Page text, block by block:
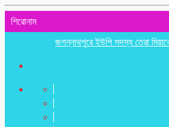
শিরোনাম
জগন্নাথপুরে ইউপি সদস্য তেরা মিয়াকে